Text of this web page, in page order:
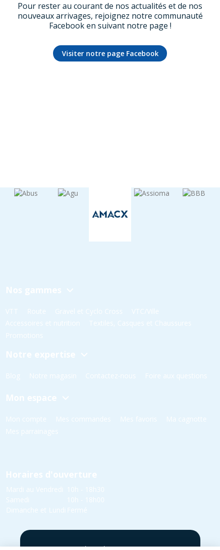
Pour rester au courant de nos actualités et de nos
nouveaux arrivages, rejoignez notre communauté
Facebook en suivant notre page !
Visiter notre page Facebook
Nos gammes
VTT Route Gravel et Cyclo Cross
VTC/Ville
Accessoires et nutrition
Textiles, Casques et Chaussures
Promotions
Notre expertise
Blog Notre magasin Contactez-nous Foire aux questions
Mon espace
Mon compte Mes commandes Mes favoris
Ma cagnotte
Mes parrainages
Horaires d'ouverture
Mardi au Vendredi
10h - 18h30
Samedi
10h - 18h00
Dimanche et Lundi Fermé